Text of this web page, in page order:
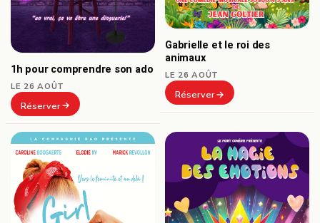
1h pour comprendre son ado
LE 26 AOÛT
Réserver
Gabrielle et le roi des
animaux
LE 26 AOÛT
Réserver